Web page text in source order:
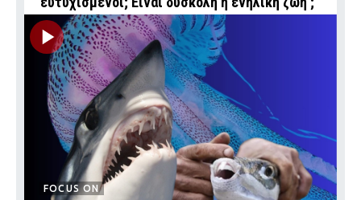
FOCUS ON